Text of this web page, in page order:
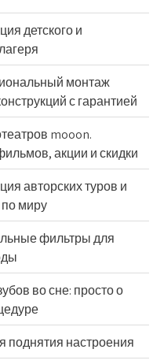
детского и
монтаж
с гарантией
mooon.
акции и скидки
авторских туров и
миру
фильтры для
во сне: просто о
поднятия настроения